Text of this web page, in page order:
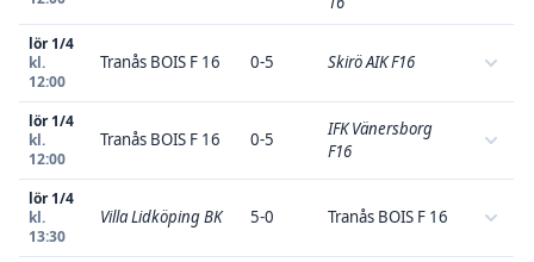
lör 1/4
kl.
12:00
Tranås BOIS F 16 0-5 Skirö AIK F16
lör 1/4
kl.
12:00
Tranås BOIS F 16 0-5
IFK Vänersborg
F16
lör 1/4
kl.
13:30
Villa Lidköping BK 5-0 Tranås BOIS F 16